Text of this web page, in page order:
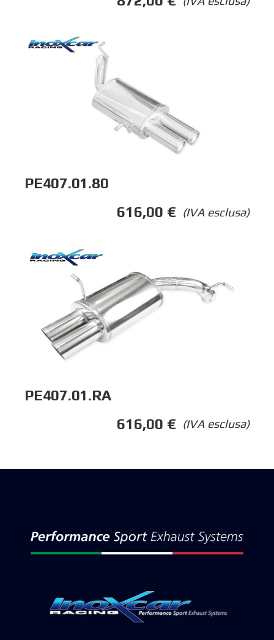
PE407.01.80
(IVA esclusa)
616,00 €
PE407.01.RA
(IVA esclusa)
616,00 €